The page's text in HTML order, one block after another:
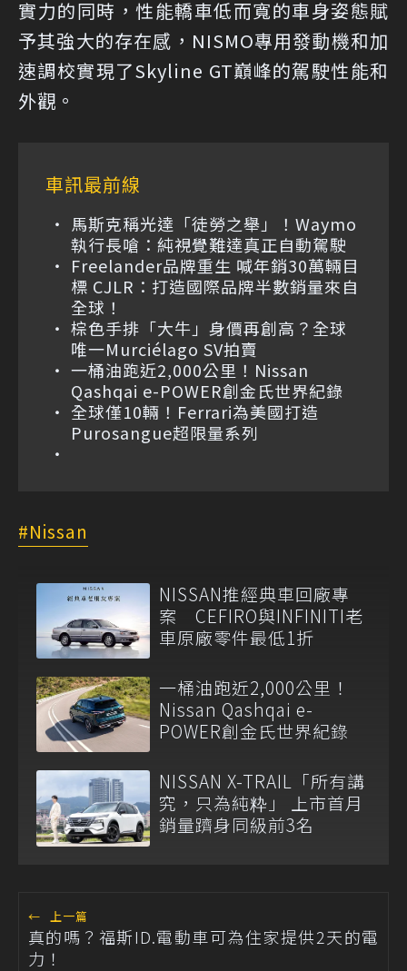
實力的同時，性能轎車低而寬的車身姿態賦
予其強大的存在感，NISMO專用發動機和加
速調校實現了Skyline GT巔峰的駕駛性能和
外觀。
車訊最前線
馬斯克稱光達「徒勞之舉」！Waymo
執行長嗆：純視覺難達真正自動駕駛
Freelander品牌重生 喊年銷30萬輛目
標 CJLR：打造國際品牌半數銷量來自
全球！
棕色手排「大牛」身價再創高？全球
唯一Murciélago SV拍賣
一桶油跑近2,000公里！Nissan
Qashqai e-POWER創金氏世界紀錄
全球僅10輛！Ferrari為美國打造
Purosangue超限量系列
Nissan
NISSAN推經典車回廠專
案 CEFIRO與INFINITI老
車原廠零件最低1折
一桶油跑近2,000公里！
Nissan Qashqai e-
POWER創金氏世界紀錄
NISSAN X-TRAIL「所有講
究，只為純粋」 上市首月
銷量躋身同級前3名
← 上一篇
真的嗎？福斯ID.電動車可為住家提供2天的電
力！